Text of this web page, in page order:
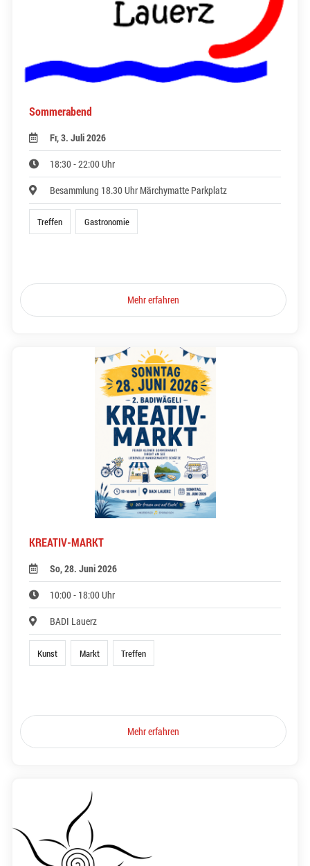
Sommerabend
Fr, 3. Juli 2026
18:30 - 22:00 Uhr
Besammlung 18.30 Uhr Märchymatte Parkplatz
Treffen Gastronomie
Mehr erfahren
KREATIV-MARKT
So, 28. Juni 2026
10:00 - 18:00 Uhr
BADI Lauerz
Kunst Markt Treffen
Mehr erfahren